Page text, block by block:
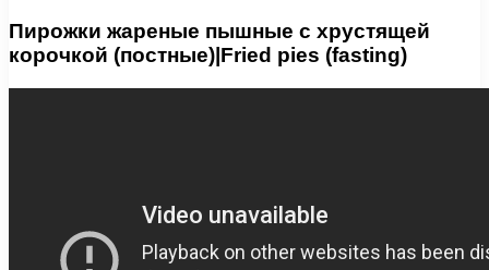
Пирожки жареные пышные с хрустящей
корочкой (постные)|Fried pies (fasting)